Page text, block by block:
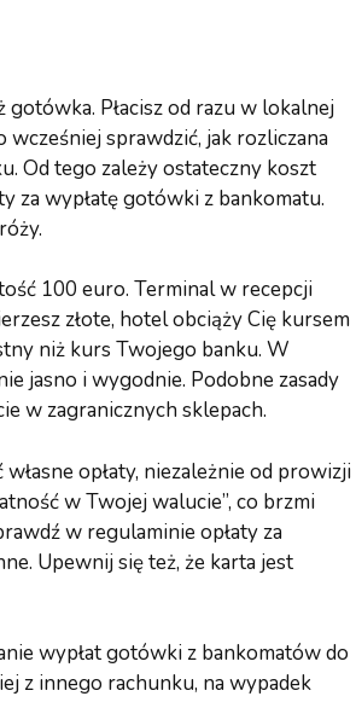
Płacisz od razu w lokalnej
sprawdzić, jak rozliczana
Od tego zależy ostateczny koszt
za wypłatę gotówki z bankomatu.
100 euro. Terminal w recepcji
złote, hotel obciąży Cię kursem
niż kurs Twojego banku. W
jasno i wygodnie. Podobne zasady
w zagranicznych sklepach.
opłaty, niezależnie od prowizji
w Twojej walucie”, co brzmi
w regulaminie opłaty za
Upewnij się też, że karta jest
wypłat gotówki z bankomatów do
z innego rachunku, na wypadek